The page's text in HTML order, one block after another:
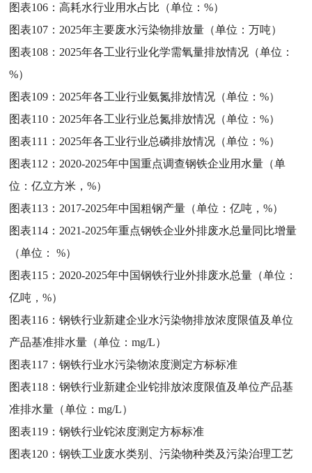
图表106：高耗水行业用水占比（单位：%）
图表107： 2025年主要废水污染物排放量（单位：万吨）
图表108： 2025年各工业行业化学需氧量排放情况（单位：
%）
图表109： 2025年各工业行业氨氮排放情况（单位：%）
图表110： 2025年各工业行业总氮排放情况（单位：%）
图表111： 2025年各工业行业总磷排放情况（单位：%）
图表112： 2020-2025年中国重点调查钢铁企业用水量（单
位：亿立方米，%）
图表113： 2017-2025年中国粗钢产量（单位：亿吨，%）
图表114： 2021-2025年重点钢铁企业外排废水总量同比增量
（单位： %）
图表115： 2020-2025年中国钢铁行业外排废水总量（单位：
亿吨，%）
图表116：钢铁行业新建企业水污染物排放浓度限值及单位
产品基准排水量（单位：mg/L）
图表117：钢铁行业水污染物浓度测定方标标准
图表118：钢铁行业新建企业铊排放浓度限值及单位产品基
准排水量（单位：mg/L）
图表119：钢铁行业铊浓度测定方标标准
图表120：钢铁工业废水类别、污染物种类及污染治理工艺